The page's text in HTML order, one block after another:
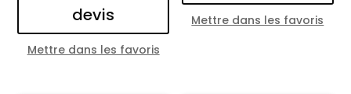
devis
Mettre dans les favoris
Mettre dans les favoris